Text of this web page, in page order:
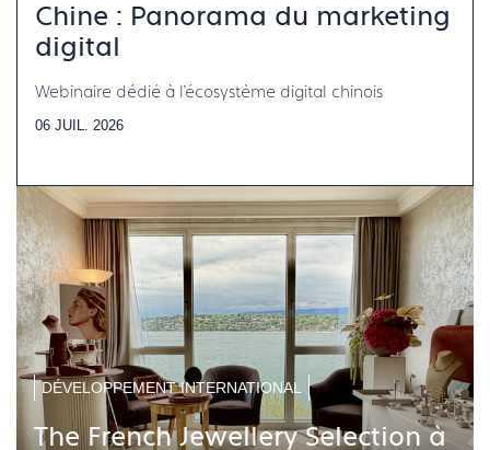
Chine : Panorama du marketing
digital
Webinaire dédié à l'écosystème digital chinois
06 JUIL. 2026
DÉVELOPPEMENT INTERNATIONAL
The French Jewellery Selection à